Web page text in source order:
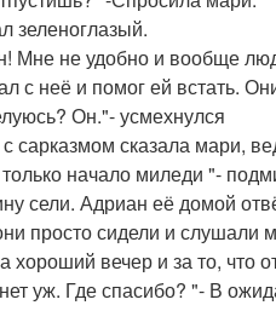
зеленоглазый.
Мне не удобно и вообще
с неё и помог ей встать.
Он."- усмехнулся
сарказмом сказала мари,
начало миледи "-
сели. Адриан её домой
просто сидели и слушали
хороший вечер и за то, что
уж. Где спасибо? "- В